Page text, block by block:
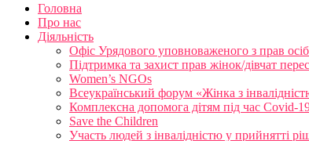
Головна
Про нас
Діяльність
Офіс Урядового уповноваженого з прав осіб
Підтримка та захист прав жінок/дівчат
Women’s NGOs
Всеукраїнський форум «Жінка з
Комплексна допомога дітям під час Covid-
Save the Children
Участь людей з інвалідністю у прийнятті